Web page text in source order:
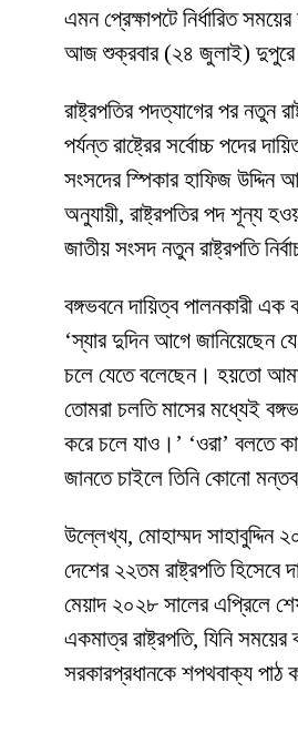
এমন প্রেক্ষাপটে নির্ধারিত
আজ শুক্রবার (২৪ জুলাই) দুপুরে
রাষ্ট্রপতির পদত্যাগের পর নতুন
পর্যন্ত রাষ্ট্রের সর্বোচ্চ পদের
সংসদের স্পিকার হাফিজ উদ্দিন
অনুযায়ী, রাষ্ট্রপতির পদ শূন্য
জাতীয় সংসদ নতুন রাষ্ট্রপতি
বঙ্গভবনে দায়িত্ব পালনকারী এক
‘স্যার দুদিন আগে জানিয়েছেন
চলে যেতে বলেছেন। হয়তো
তোমরা চলতি মাসের মধ্যেই
করে চলে যাও।’ ‘ওরা’ বলতে
জানতে চাইলে তিনি কোনো
উল্লেখ্য, মোহাম্মদ সাহাবুদ্দিন
দেশের ২২তম রাষ্ট্রপতি
মেয়াদ ২০২৮ সালের এপ্রিলে
একমাত্র রাষ্ট্রপতি, যিনি সময়ের
সরকারপ্রধানকে শপথবাক্য পাঠ